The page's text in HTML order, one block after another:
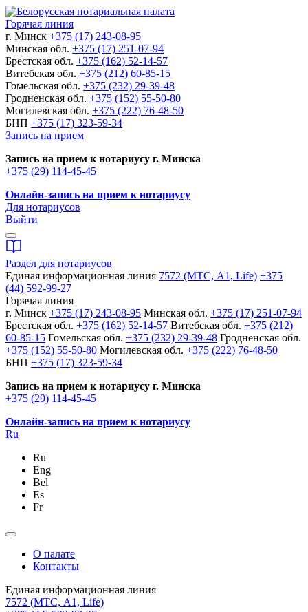
Горячая линия
г. Минск +375 (17) 243-08-95
Минская обл. +375 (17) 251-07-94
Брестская обл. +375 (162) 52-14-57
Витебская обл. +375 (212) 60-85-15
Гомельская обл. +375 (232) 29-39-48
Гродненская обл. +375 (152) 55-50-80
Могилевская обл. +375 (222) 76-48-50
БНП +375 (17) 323-59-34
Запись на прием
Запись на прием к нотариусу г. Минска
+375 (29) 114-45-45
Онлайн-запись на прием к нотариусу
Для нотариусов
Выйти
Раздел для нотариусов
Единая информационная линия 7572 (МТС, A1, Life) +375
(44) 592-99-27
Горячая линия
г. Минск +375 (17) 243-08-95 Минская обл. +375 (17) 251-07-94
Брестская обл. +375 (162) 52-14-57 Витебская обл. +375 (212)
60-85-15 Гомельская обл. +375 (232) 29-39-48 Гродненская обл.
+375 (152) 55-50-80 Могилевская обл. +375 (222) 76-48-50
БНП +375 (17) 323-59-34
Запись на прием к нотариусу г. Минска
+375 (29) 114-45-45
Онлайн-запись на прием к нотариусу
Ru
Ru
Eng
Bel
Es
Fr
О палате
Контакты
Единая информационная линия
7572 (МТС, A1, Life)